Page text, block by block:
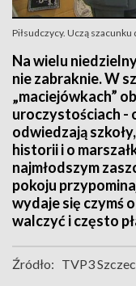
Piłsudczycy. Uczą
Na wielu
nie zabraknie. W
„maciejówkach”
uroczystościach -
odwiedzają
historii i o
najmłodszym
pokoju
wydaje się czymś
walczyć i często
Źródło: TVP3